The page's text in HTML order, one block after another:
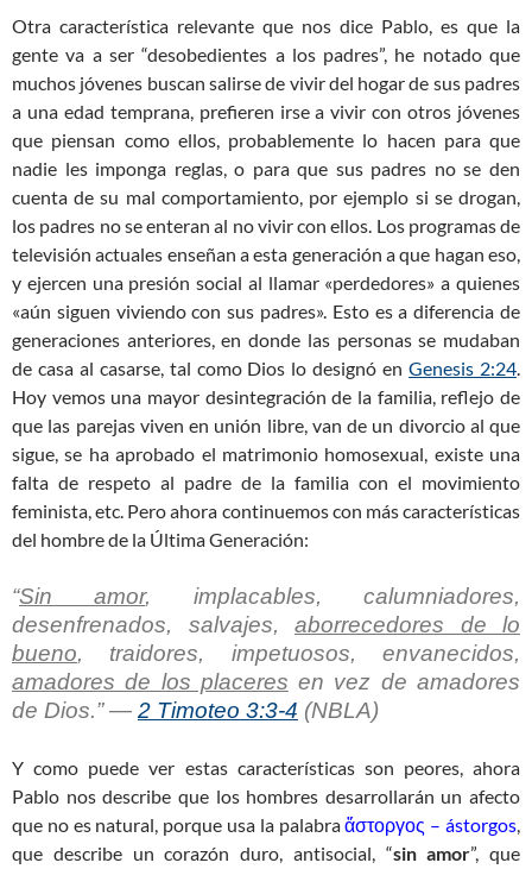
Otra característica relevante que nos dice Pablo, es que la
gente va a ser “desobedientes a los padres”, he notado que
muchos jóvenes buscan salirse de vivir del hogar de sus padres
a una edad temprana, prefieren irse a vivir con otros jóvenes
que piensan como ellos, probablemente lo hacen para que
nadie les imponga reglas, o para que sus padres no se den
cuenta de su mal comportamiento, por ejemplo si se drogan,
los padres no se enteran al no vivir con ellos. Los programas de
televisión actuales enseñan a esta generación a que hagan eso,
y ejercen una presión social al llamar «perdedores» a quienes
«aún siguen viviendo con sus padres». Esto es a diferencia de
generaciones anteriores, en donde las personas se mudaban
de casa al casarse, tal como Dios lo designó enGenesis 2:24.
Hoy vemos una mayor desintegración de la familia, reflejo de
que las parejas viven en unión libre, van de un divorcio al que
sigue, se ha aprobado el matrimonio homosexual, existe una
falta de respeto al padre de la familia con el movimiento
feminista, etc. Pero ahora continuemos con más características
del hombre de la Última Generación:
“Sin amor, implacables, calumniadores,
desenfrenados, salvajes, aborrecedores de lo
bueno, traidores, impetuosos, envanecidos,
amadores de los placeres en vez de amadores
de Dios.” — 2 Timoteo 3:3-4 (NBLA)
Y como puede ver estas características son peores, ahora
Pablo nos describe que los hombres desarrollarán un afecto
que no es natural, porque usa la palabraἄστοργος – ástorgos,
que describe un corazón duro, antisocial, “sin amor”, que